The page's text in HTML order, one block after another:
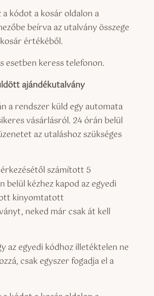
a kódot a kosár oldalon a
beírva az utalvány összege
értékéből.
esetben keress telefonon.
ajándékutalvány
a rendszer küld egy automata
vásárlásról. 24 órán belül
az utaláshoz szükséges
számított 5
belül kézhez kapod az egyedi
kinyomtatott
neked már csak át kell
az egyedi kódhoz illetéktelen ne
csak egyszer fogadja el a